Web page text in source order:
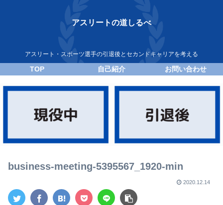
アスリートの道しるべ
アスリート・スポーツ選手の引退後とセカンドキャリアを考える
TOP 自己紹介 お問い合わせ
business-meeting-5395567_1920-min
2020.12.14